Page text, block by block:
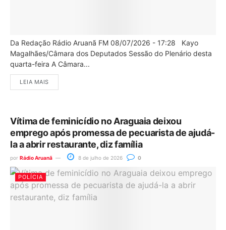
Da Redação Rádio Aruanã FM 08/07/2026 - 17:28 Kayo
Magalhães/Câmara dos Deputados Sessão do Plenário desta
quarta-feira A Câmara...
LEIA MAIS
Vítima de feminicídio no Araguaia deixou
emprego após promessa de pecuarista de ajudá-
la a abrir restaurante, diz família
por Rádio Aruanã 8 de julho de 2026 0
POLÍCIA